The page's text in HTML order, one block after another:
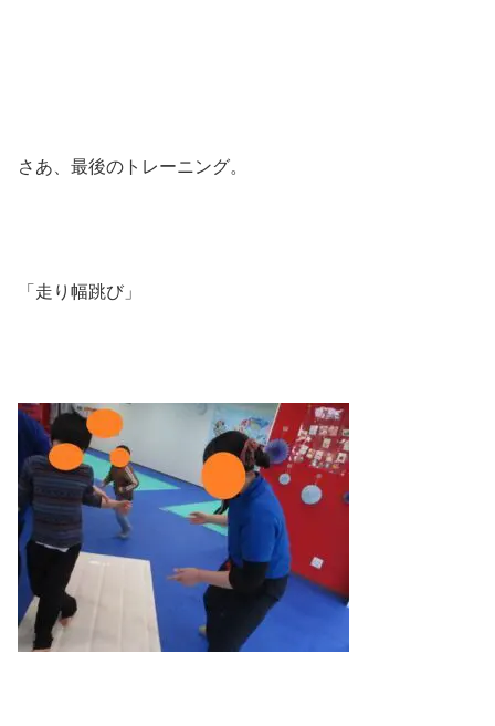
さあ、最後のトレーニング。
「走り幅跳び」